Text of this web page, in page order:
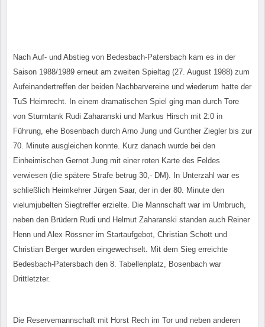
Nach Auf- und Abstieg von Bedesbach-Patersbach kam es in der
Saison 1988/1989 erneut am zweiten Spieltag (27. August 1988) zum
Aufeinandertreffen der beiden Nachbarvereine und wiederum hatte der
TuS Heimrecht. In einem dramatischen Spiel ging man durch Tore
von Sturmtank Rudi Zaharanski und Markus Hirsch mit 2:0 in
Führung, ehe Bosenbach durch Arno Jung und Gunther Ziegler bis zur
70. Minute ausgleichen konnte. Kurz danach wurde bei den
Einheimischen Gernot Jung mit einer roten Karte des Feldes
verwiesen (die spätere Strafe betrug 30,- DM). In Unterzahl war es
schließlich Heimkehrer Jürgen Saar, der in der 80. Minute den
vielumjubelten Siegtreffer erzielte. Die Mannschaft war im Umbruch,
neben den Brüdern Rudi und Helmut Zaharanski standen auch Reiner
Henn und Alex Rössner im Startaufgebot, Christian Schott und
Christian Berger wurden eingewechselt. Mit dem Sieg erreichte
Bedesbach-Patersbach den 8. Tabellenplatz, Bosenbach war
Drittletzter.
Die Reservemannschaft mit Horst Rech im Tor und neben anderen